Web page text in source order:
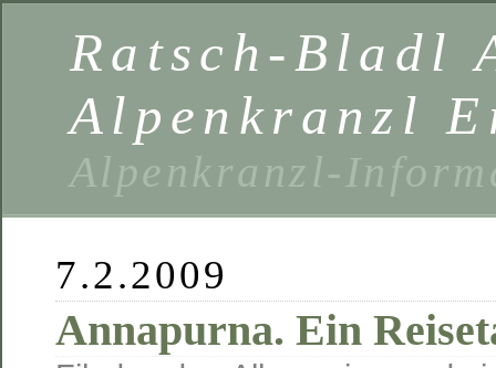
Ratsch-Bladl
Alpenkranzl
Alpenkranzl-
7.2.2009
Annapurna. Ein